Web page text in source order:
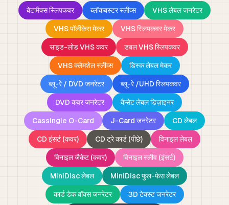
बेटामैक्स स्लिपकवर ब्लॉकबस्टर स्लीव्स
VHS लेबल जनरेटर
VHS पॉलीकेस मेकर
VHS स्लिपकवर मेकर
साइड-लोड VHS कवर
डबल VHS स्लिपकवर
VHS क्लैमशेल स्लीव्स
डिस्क लेबल मेकर
ब्लू-रे / DVD जनरेटर
ब्लू-रे /UHD स्लिपकवर
DVD कवर जनरेटर
कैसेट लेबल डिज़ाइनर
Cassingle O-Card
J-Card जनरेटर
CD लेबल
CD इंसर्ट (कवर)
CD ट्रे कार्ड (पीछे)
विनाइल लेबल
विनाइल जैकेट (कवर)
विनाइल स्लीव (इंसर्ट)
MiniDisc लेबल
MiniDisc फुल-फेस लेबल
कार्ड डेक बॉक्स जनरेटर
3D टेक्स्ट जनरेटर